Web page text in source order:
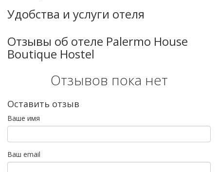
Удобства и услуги отеля
Отзывы об отеле Palermo House
Boutique Hostel
Отзывов пока нет
Оставить отзыв
Ваше имя
Ваш email